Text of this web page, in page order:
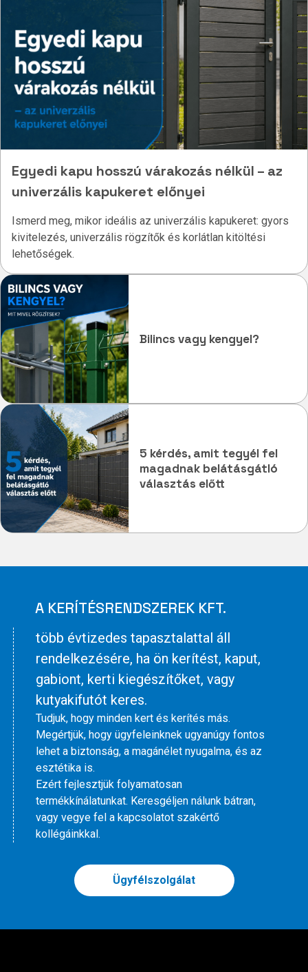
Egyedi kapu hosszú várakozás nélkül – az
univerzális kapukeret előnyei
Ismerd meg, mikor ideális az univerzális kapukeret: gyors
kivitelezés, univerzális rögzítők és korlátlan kitöltési
lehetőségek.
Bilincs vagy kengyel?
5 kérdés, amit tegyél fel
magadnak belátásgátló
választás előtt
A KERÍTÉSRENDSZEREK KFT.
több évtizedes tapasztalattal áll
rendelkezésére, ha ön kerítést, kaput,
gabiont, kerti kiegészítőket, vagy
kutyakifutót keres.
Tudjuk, hogy minden kert és kerítés más.
Megértjük, hogy ügyfeleinknek ugyanúgy fontos
lehet a biztonság, a magánélet nyugalma, és az
esztétika is.
Ezért fejlesztjük folyamatosan
termékkínálatunkat. Keresgéljen nálunk bátran,
vagy vegye fel a kapcsolatot szakértő
kollégáinkkal.
Ügyfélszolgálat